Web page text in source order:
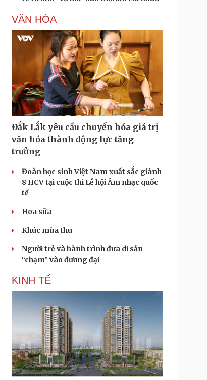
VĂN HÓA
Đắk Lắk yêu cầu chuyển hóa giá trị
văn hóa thành động lực tăng
trưởng
Đoàn học sinh Việt Nam xuất sắc giành
8 HCV tại cuộc thi Lễ hội Âm nhạc quốc
tế
Hoa sữa
Khúc mùa thu
Người trẻ và hành trình đưa di sản
“chạm” vào đương đại
KINH TẾ